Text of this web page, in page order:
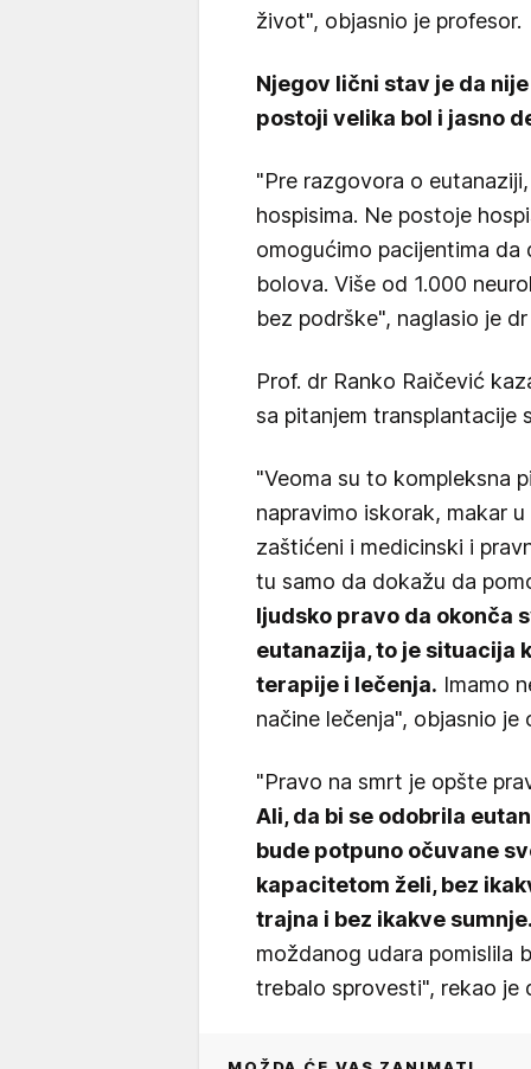
život", objasnio je profesor.
Njegov lični stav je da
postoji velika bol i jasno
"Pre razgovora o
hospisima. Ne postoje
omogućimo pacijentima
bolova. Više od 1.000
bez podrške", naglasio je
Prof. dr Ranko Raičević
sa pitanjem transplantacije
"Veoma su to kompleksna
napravimo iskorak, makar
zaštićeni i medicinski i
tu samo da dokažu da
ljudsko pravo da okonča
eutanazija, to je situacija
terapije i lečenja. Imamo
načine lečenja", objasnio je
"Pravo na smrt je opšte
Ali, da bi se odobrila
bude potpuno očuvane
kapacitetom želi, bez
trajna i bez ikakve
moždanog udara pomislila
trebalo sprovesti", rekao je